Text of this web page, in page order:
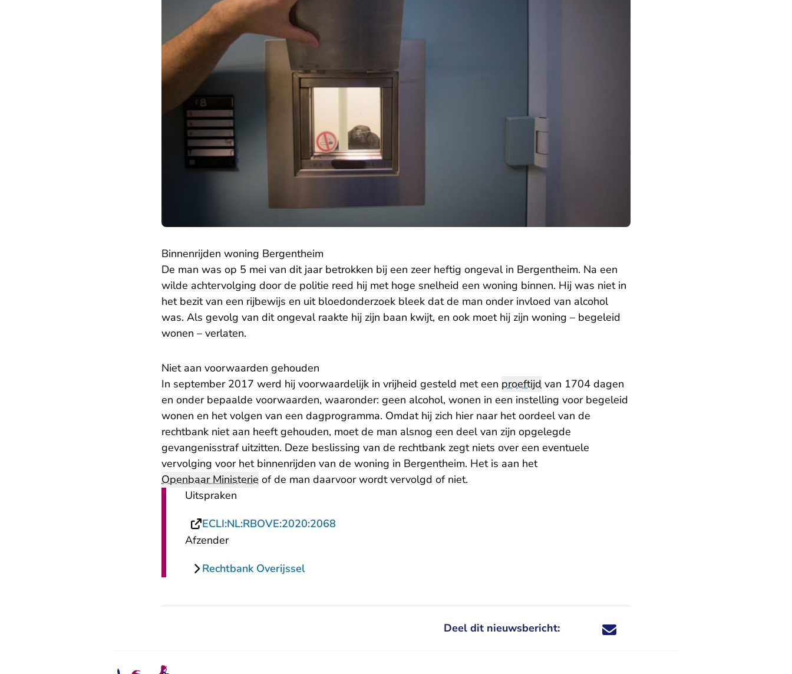
Binnenrijden woning Bergentheim
De man was op 5 mei van dit jaar betrokken bij een zeer heftig ongeval in Bergentheim. Na een
wilde achtervolging door de politie reed hij met hoge snelheid een woning binnen. Hij was niet in
het bezit van een rijbewijs en uit bloedonderzoek bleek dat de man onder invloed van alcohol
was. Als gevolg van dit ongeval raakte hij zijn baan kwijt, en ook moet hij zijn woning – begeleid
wonen – verlaten.
Niet aan voorwaarden gehouden
In september 2017 werd hij voorwaardelijk in vrijheid gesteld met een proeftijd van 1704 dagen
en onder bepaalde voorwaarden, waaronder: geen alcohol, wonen in een instelling voor begeleid
wonen en het volgen van een dagprogramma. Omdat hij zich hier naar het oordeel van de
rechtbank niet aan heeft gehouden, moet de man alsnog een deel van zijn opgelegde
gevangenisstraf uitzitten. Deze beslissing van de rechtbank zegt niets over een eventuele
vervolging voor het binnenrijden van de woning in Bergentheim. Het is aan het
Openbaar Ministerie of de man daarvoor wordt vervolgd of niet.
Uitspraken
ECLI:NL:RBOVE:2020:2068
Afzender
Rechtbank Overijssel
Deel dit nieuwsbericht: Deel dit nieuwsbericht via X - U verlaat
Deel dit nieuwsbericht via Facebook - U
Deel dit nieuwsbericht via e-mail
Deel dit nieuwsbericht via LinkedIn - U